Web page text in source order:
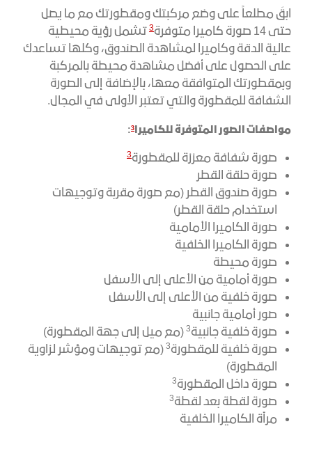
ابقَ مطلعاً على وضع مركبتك ومقطورتك مع ما يصل
حتى 14 صورة كاميرا متوفرة
3تشمل رؤية محيطية
عالية الدقة وكاميرا لمشاهدة الصندوق، وكلها تساعدك
على الحصول على أفضل مشاهدة محيطة بالمركبة
وبمقطورتك المتوافقة معها، بالإضافة إلى الصورة
الشفافة للمقطورة والتي تعتبر الأولى في المجال.
مواصفات الصور المتوفرة للكاميرا3
:
صورة شفافة معززة للمقطورة3
صورة حلقة القطر
صورة صندوق القطر (مع صورة مقربة وتوجيهات
استخدام حلقة القطر)
صورة الكاميرا الأمامية
صورة الكاميرا الخلفية
صورة محيطة
صورة أمامية من الأعلى إلى الأسفل
صورة خلفية من الأعلى إلى الأسفل
صور أمامية جانبية
صورة خلفية جانبية3(مع ميل إلى جهة المقطورة)
صورة خلفية للمقطورة3(مع توجيهات ومؤشر لزاوية
المقطورة)
صورة داخل المقطورة3
صورة لقطة بعد لقطة3
مرآة الكاميرا الخلفية